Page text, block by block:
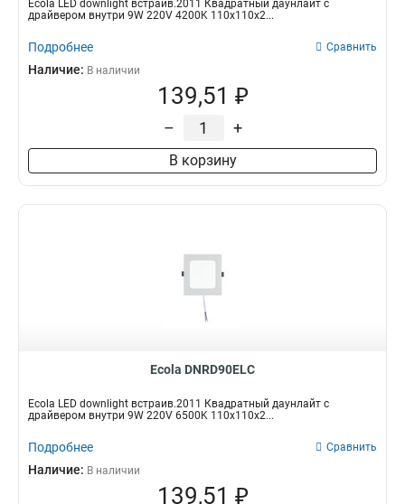
Ecola LED downlight встраив.2011 Квадратный даунлайт с
драйвером внутри 9W 220V 4200K 110x110x2...
Подробнее Сравнить
Наличие: В наличии
139,51 ₽
– +
В корзину
Ecola DNRD90ELC
Ecola LED downlight встраив.2011 Квадратный даунлайт с
драйвером внутри 9W 220V 6500K 110x110x2...
Подробнее Сравнить
Наличие: В наличии
139,51 ₽